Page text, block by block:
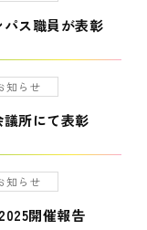
ス職員が表彰
知らせ
所にて表彰
知らせ
開催報告